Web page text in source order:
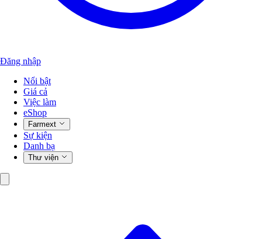
Đăng nhập
Nổi bật
Giá cả
Việc làm
eShop
Farmext
Sự kiện
Danh bạ
Thư viện